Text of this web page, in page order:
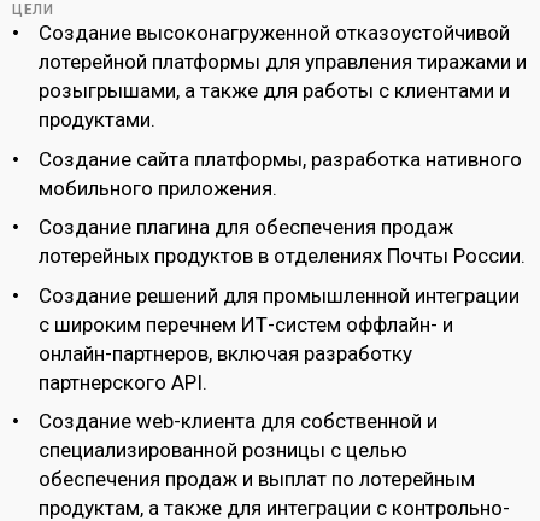
ЦЕЛИ
Создание высоконагруженной отказоустойчивой
лотерейной платформы для управления тиражами и
розыгрышами, а также для работы с клиентами и
продуктами.
Создание сайта платформы, разработка нативного
мобильного приложения.
Создание плагина для обеспечения продаж
лотерейных продуктов в отделениях Почты России.
Создание решений для промышленной интеграции
с широким перечнем ИТ-систем оффлайн- и
онлайн-партнеров, включая разработку
партнерского API.
Создание web-клиента для собственной и
специализированной розницы с целью
обеспечения продаж и выплат по лотерейным
продуктам, а также для интеграции с контрольно-